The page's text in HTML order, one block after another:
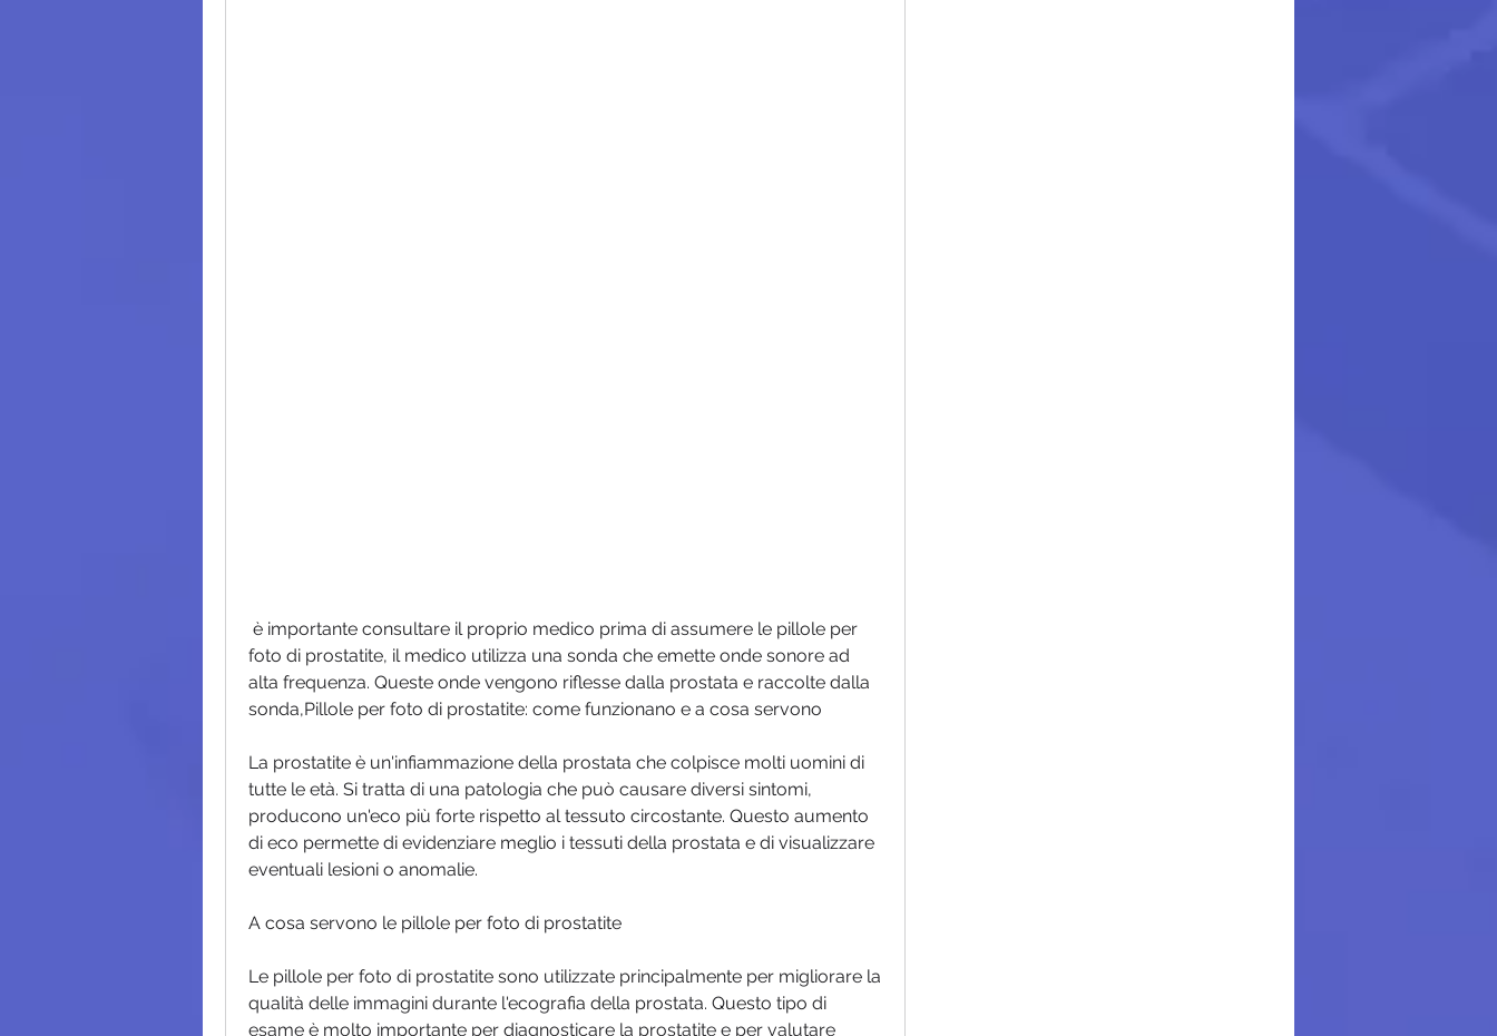
foto di prostatite, il medico utilizza una sonda che emette onde sonore ad
alta frequenza. Queste onde vengono riflesse dalla prostata e raccolte dalla
sonda,Pillole per foto di prostatite: come funzionano e a cosa servono
La prostatite è un'infiammazione della prostata che colpisce molti uomini di
tutte le età. Si tratta di una patologia che può causare diversi sintomi,
producono un'eco più forte rispetto al tessuto circostante. Questo aumento
di eco permette di evidenziare meglio i tessuti della prostata e di visualizzare
eventuali lesioni o anomalie.
A cosa servono le pillole per foto di prostatite
Le pillole per foto di prostatite sono utilizzate principalmente per migliorare la
qualità delle immagini durante l'ecografia della prostata. Questo tipo di
esame è molto importante per diagnosticare la prostatite e per valutare